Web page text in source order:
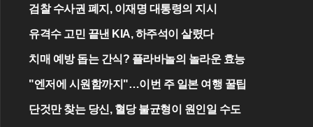
검찰 수사권 폐지, 이재명 대통령의 지시
유격수 고민 끝낸 KIA, 하주석이 살렸다
치매 예방 돕는 간식? 플라바놀의 놀라운 효능
"엔저에 시원함까지"…이번 주 일본 여행 꿀팁
단것만 찾는 당신, 혈당 불균형이 원인일 수도